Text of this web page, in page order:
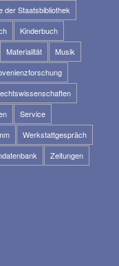
der Staatsbibliothek
Kinderbuch
Materialität
Musik
Service
Werkstattgespräch
Zeitungen